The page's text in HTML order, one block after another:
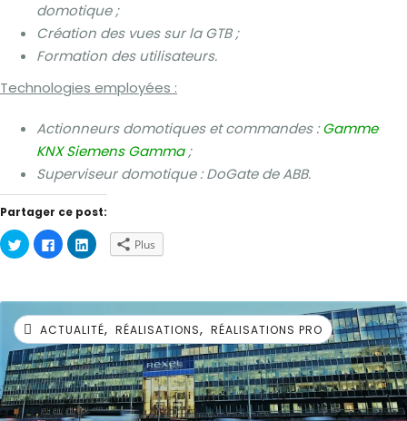
domotique ;
Création des vues sur la GTB ;
Formation des utilisateurs.
Technologies employées :
Actionneurs domotiques et commandes :Gamme
KNX Siemens Gamma;
Superviseur domotique : DoGate de ABB.
Partager ce post:
Cliquez
pour
partager
une
nouvelle
fenêtre)
Cliquez
pour
partager
une
nouvelle
fenêtre)
Cliquez
pour
une
nouvelle
fenêtre)
Plus
ACTUALITÉ, RÉALISATIONS, RÉALISATIONS PRO